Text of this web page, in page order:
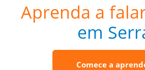
Aprenda a
em
Comece a